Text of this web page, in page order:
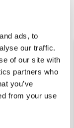
ads, to
our traffic.
of our site with
partners who
you’ve
from your use
Joseph Jakob von
The Fitzwilliam